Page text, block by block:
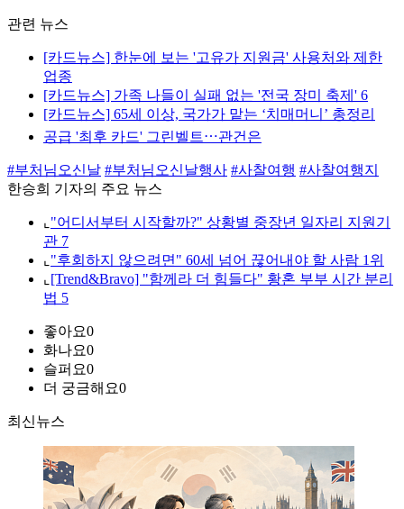
관련 뉴스
[카드뉴스] 한눈에 보는 '고유가 지원금' 사용처와 제한
업종
[카드뉴스] 가족 나들이 실패 없는 '전국 장미 축제' 6
[카드뉴스] 65세 이상, 국가가 맡는 ‘치매머니’ 총정리
공급 '최후 카드' 그린벨트⋯관건은
#부처님오신날 #부처님오신날행사 #사찰여행 #사찰여행지
한승희 기자의 주요 뉴스
⌞ "어디서부터 시작할까?" 상황별 중장년 일자리 지원기
관 7
⌞ "후회하지 않으려면" 60세 넘어 끊어내야 할 사람 1위
⌞ [Trend&Bravo] "함께라 더 힘들다" 황혼 부부 시간 분리
법 5
좋아요0
화나요0
슬퍼요0
더 궁금해요0
최신뉴스